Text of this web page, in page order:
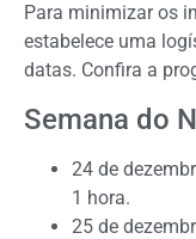
Para minimizar os
estabelece uma
datas. Confira a
Semana do
24 de
1 hora.
25 de